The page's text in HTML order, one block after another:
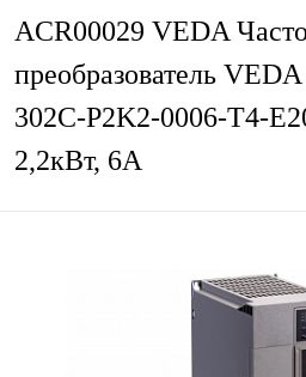
ACR00029 VEDA
преобразователь
302C-P2K2-0006-T4-
2,2кВт, 6А